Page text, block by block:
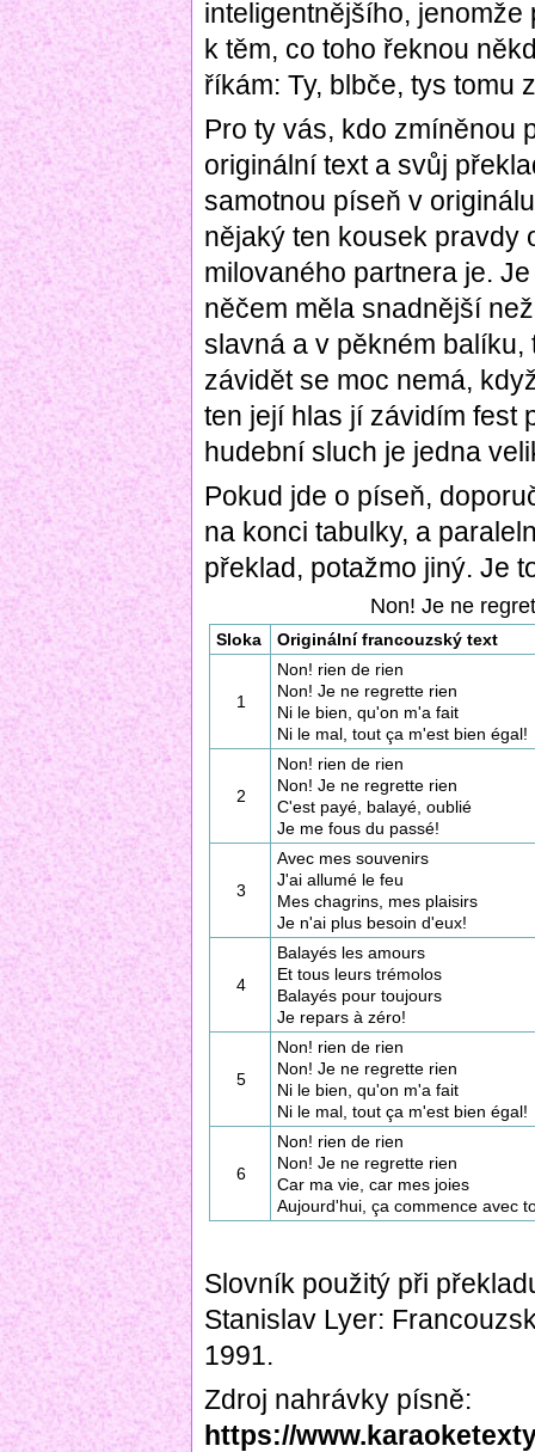
inteligentnějšího,
k těm, co toho řeknou
říkám: Ty, blbče, tys tomu
Pro ty vás, kdo zmíněnou
originální text a svůj
samotnou píseň v
nějaký ten kousek pravdy
milovaného partnera je.
něčem měla snadnější
slavná a v pěkném balíku,
závidět se moc nemá,
ten její hlas jí závidím fest
hudební sluch je jedna
Pokud jde o píseň,
na konci tabulky, a
překlad, potažmo jiný. Je
Non! Je ne
Sloka Originální francouzský text
1
Non! rien de rien
Non! Je ne regrette rien
Ni le bien, qu'on m'a fait
Ni le mal, tout ça m'est bien égal!
2
Non! rien de rien
Non! Je ne regrette rien
C'est payé, balayé, oublié
Je me fous du passé!
3
Avec mes souvenirs
J'ai allumé le feu
Mes chagrins, mes plaisirs
Je n'ai plus besoin d'eux!
4
Balayés les amours
Et tous leurs trémolos
Balayés pour toujours
Je repars à zéro!
5
Non! rien de rien
Non! Je ne regrette rien
Ni le bien, qu'on m'a fait
Ni le mal, tout ça m'est bien égal!
6
Non! rien de rien
Non! Je ne regrette rien
Car ma vie, car mes joies
Aujourd'hui, ça commence avec
Slovník použitý při
Stanislav Lyer:
1991.
Zdroj nahrávky písně:
https://